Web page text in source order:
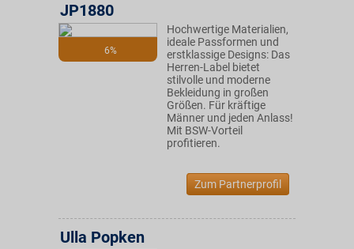
6%
JP1880
Hochwertige Materialien,
ideale Passformen und
erstklassige Designs: Das
Herren-Label bietet
stilvolle und moderne
Bekleidung in großen
Größen. Für kräftige
Männer und jeden Anlass!
Mit BSW-Vorteil
profitieren.
Zum Partnerprofil
Ulla Popken